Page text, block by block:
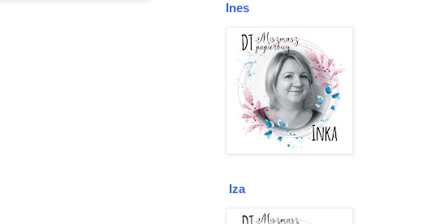
Ines
Iza